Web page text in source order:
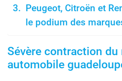
Peugeot, Citroën et
le podium des
Sévère contraction du
automobile